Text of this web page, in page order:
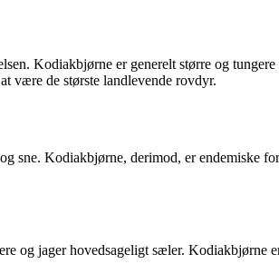
Kodiakbjørne er generelt større og
være de største landlevende rovdyr.
sne. Kodiakbjørne, derimod, er endemiske
og jager hovedsageligt sæler. Kodiakbjørne